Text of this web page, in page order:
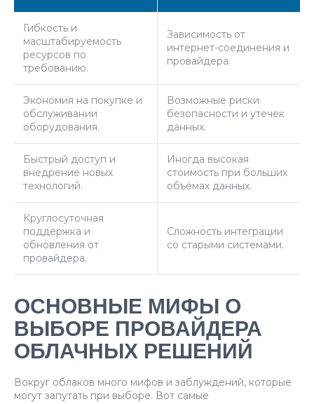
Гибкость и
масштабируемость
ресурсов по
требованию.
Зависимость от
интернет-соединения и
провайдера.
Экономия на покупке и
обслуживании
оборудования.
Возможные риски
безопасности и утечек
данных.
Быстрый доступ и
внедрение новых
технологий.
Иногда высокая
стоимость при больших
объёмах данных.
Круглосуточная
поддержка и
обновления от
провайдера.
Сложность интеграции
со старыми системами.
ОСНОВНЫЕ МИФЫ О
ВЫБОРЕ ПРОВАЙДЕРА
ОБЛАЧНЫХ РЕШЕНИЙ
Вокруг облаков много мифов и заблуждений, которые
могут запутать при выборе. Вот самые